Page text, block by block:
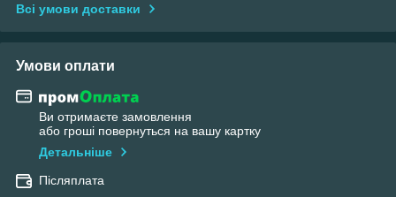
Всі умови доставки
Умови оплати
Ви отримаєте замовлення
або гроші повернуться на вашу картку
Детальніше
Післяплата